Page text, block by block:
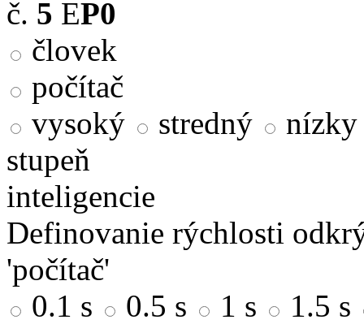
č. 5 EP0
človek
počítač
vysoký
stredný
nízky
stupeň
inteligencie
Definovanie rýchlosti
'počítač'
0.1 s
0.5 s 1 s
1.5 s